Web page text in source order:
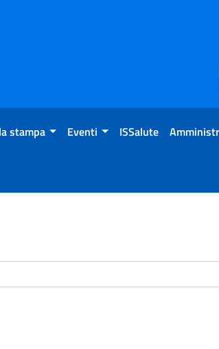
stampa Eventi ISSalute